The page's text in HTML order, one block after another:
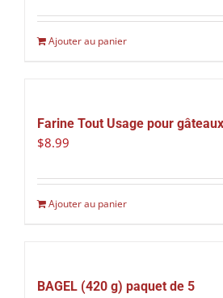
Ajouter au panier
Farine Tout Usage pour
$8.99
Ajouter au panier
BAGEL (420 g) paquet de 5